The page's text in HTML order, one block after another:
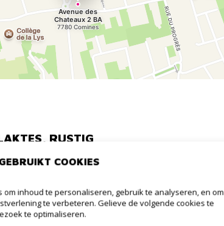
RUSTIG
COOKIES
om inhoud te personaliseren, gebruik te analyseren, en om
te verbeteren. Gelieve de volgende cookies te
te optimaliseren.